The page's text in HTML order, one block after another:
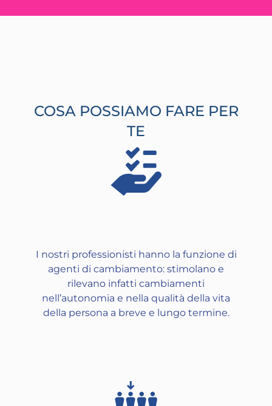
COSA POSSIAMO FARE PER
TE
I nostri professionisti hanno la funzione di
agenti di cambiamento: stimolano e
rilevano infatti cambiamenti
nell’autonomia e nella qualità della vita
della persona a breve e lungo termine.